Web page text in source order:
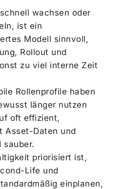
wachsen oder
ist ein
Modell sinnvoll,
Rollout und
zu viel interne Zeit
Rollenprofile haben
länger nutzen
oft effizient,
Asset-Daten und
sauber.
priorisiert ist,
Life und
einplanen,